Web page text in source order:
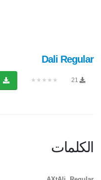
Dali Regular
21
★★★★★
الكلمات